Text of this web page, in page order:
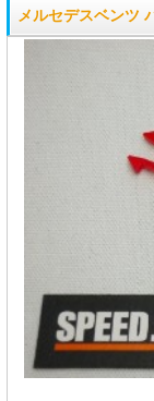
メルセデスベンツ